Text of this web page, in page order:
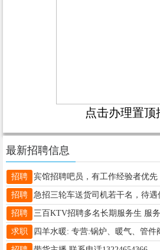
点击办理置顶
最新招聘信息
招聘
招聘
招聘
求职